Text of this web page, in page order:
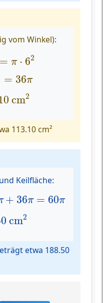
vom Winkel):
= π ⋅ 62
= 36π
36 π
cm2
cm 2
113.10 cm²
Keilfläche:
+ 36π = 60π
36 π=60π
cm2
cm 2
etwa 188.50